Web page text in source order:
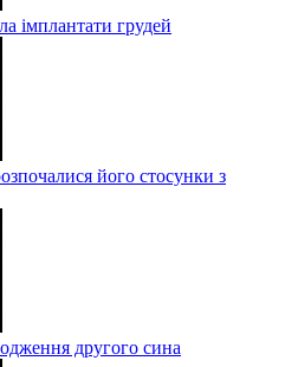
імплантати грудей
його стосунки з
другого сина